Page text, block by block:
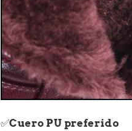
✅Cuero PU preferido